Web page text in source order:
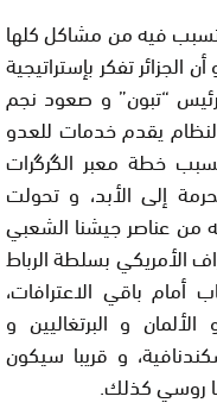
فيه من مشاكل كلها
تفكر بإستراتيجية
“تبون” و صعود نجم
يقدم خدمات للعدو
خطة معبر الگرگرات
إلى الأبد، و تحولت
من عناصر جيشنا الشعبي
الأمريكي بسلطة الرباط
أمام باقي الاعترافات،
و البرتغاليين و
و قريبا سيكون
روسي كذلك.